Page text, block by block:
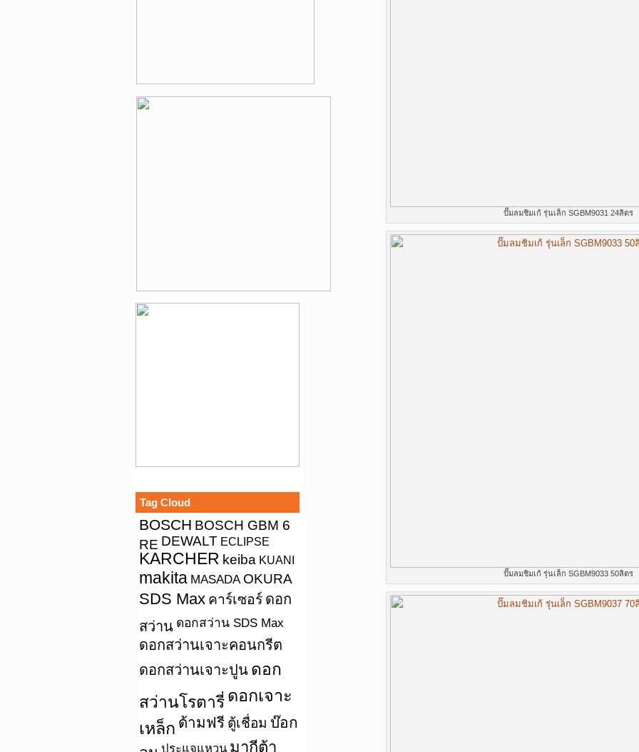
Tag Cloud
BOSCH BOSCH GBM 6
RE DEWALT ECLIPSE
KARCHER keiba KUANI
makita MASADA OKURA
SDS Max คาร์เซอร์ ดอก
สว่าน ดอกสว่าน SDS Max
ดอกสว่านเจาะคอนกรีต
ดอกสว่านเจาะปูน ดอก
สว่านโรตารี่ ดอกเจาะ
เหล็ก ด้ามฟรี ตู้เชื่อม บ๊อก
ลม ประแจแหวน มากีต้า
ปั๊มลมชิมเก้ รุ่นเล็ก SGBM9031 24ลิตร
ปั๊มลมชิมเก้ รุ่นเล็ก SGBM9033 50ลิตร